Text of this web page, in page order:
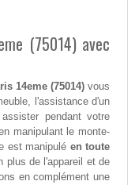
(75014) avec
14eme (75014)vous
l'assistance d'un
pendant votre
manipulant le monte-
est manipulé en toute
plus de l'appareil et de
en complément une